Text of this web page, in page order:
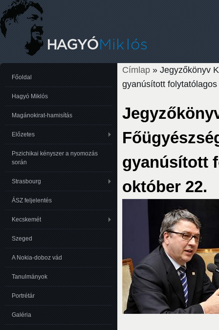
Címlap » Jegyzőkönyv
gyanúsított
gyanúsított
október 22.
Főoldal
Hagyó Miklós
Magánokirat-hamisítás
Előzetes
Pszichikai kényszer a nyomozás
során
Strasbourg
ÁSZ feljelentés
Kecskemét
Szeged
A Nokia-doboz vád
Tanulmányok
Portrétár
Galéria